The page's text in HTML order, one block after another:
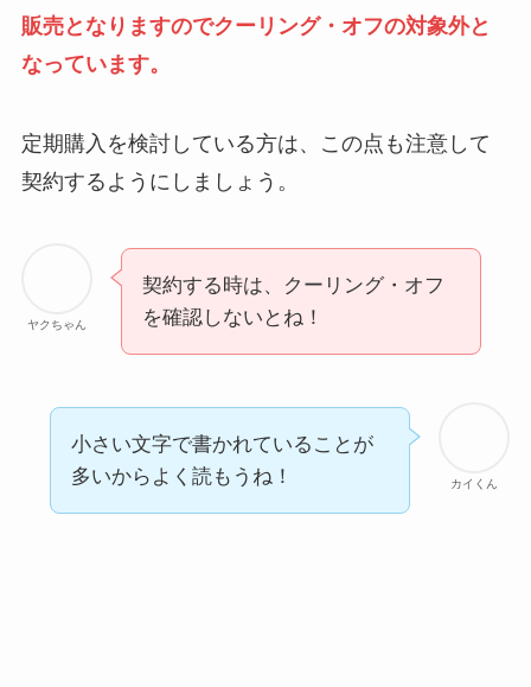
販売となりますのでクーリング・オフの対象外と
なっています。
定期購入を検討している方は、この点も注意して
契約するようにしましょう。
ヤクちゃん
契約する時は、クーリング・オフ
を確認しないとね！
カイくん
小さい文字で書かれていることが
多いからよく読もうね！